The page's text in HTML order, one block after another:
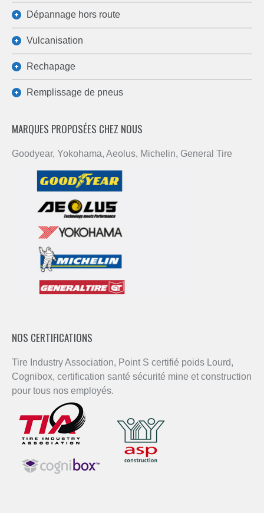
Dépannage hors route
Vulcanisation
Rechapage
Remplissage de pneus
MARQUES PROPOSÉES CHEZ NOUS
Goodyear, Yokohama, Aeolus, Michelin, General Tire
NOS CERTIFICATIONS
Tire Industry Association, Point S certifié poids Lourd,
Cognibox, certification santé sécurité mine et construction
pour tous nos employés.